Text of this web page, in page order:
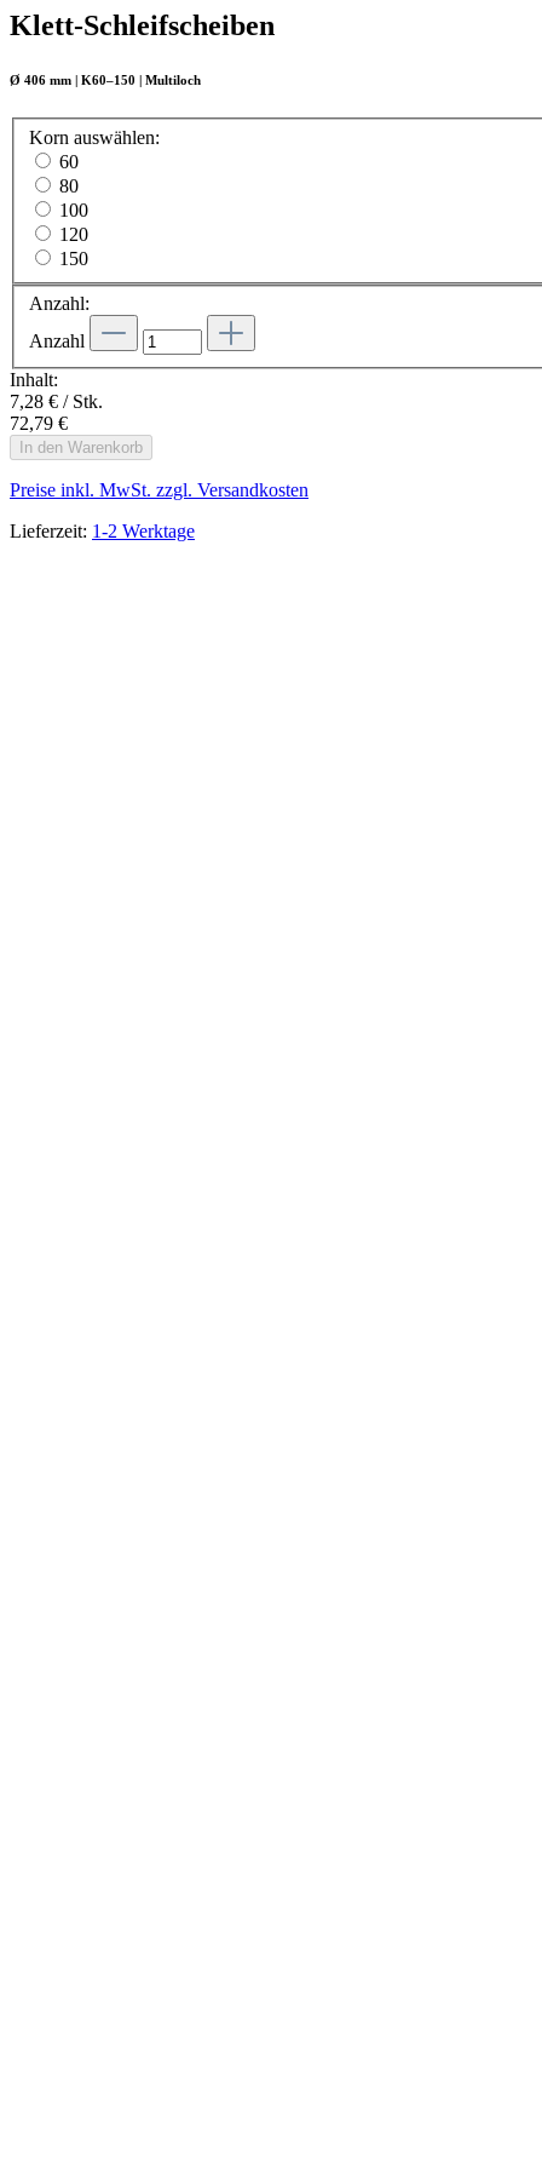
Klett-Schleifscheiben
Ø 406 mm | K60–150 | Multiloch
Korn auswählen:
60
80
100
120
150
Anzahl:
Anzahl
Inhalt:
7,28 € / Stk.
72,79 €
In den Warenkorb
Preise inkl. MwSt. zzgl. Versandkosten
Lieferzeit: 1-2 Werktage